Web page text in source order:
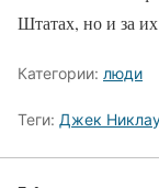
Штатах, но и за
Категории: люди
Теги: Джек